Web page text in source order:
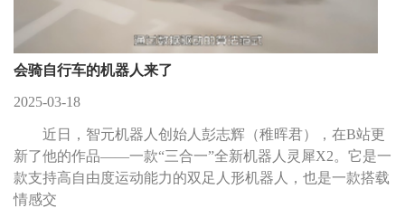
会骑自行车的机器人来了
2025-03-18
近日，智元机器人创始人彭志辉（稚晖君），在B站更
新了他的作品——一款“三合一”全新机器人灵犀X2。它是一
款支持高自由度运动能力的双足人形机器人，也是一款搭载
情感交